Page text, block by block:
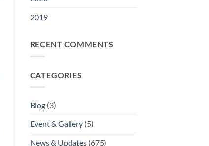
2019
RECENT COMMENTS
CATEGORIES
Blog(3)
Event & Gallery(5)
News & Updates(675)